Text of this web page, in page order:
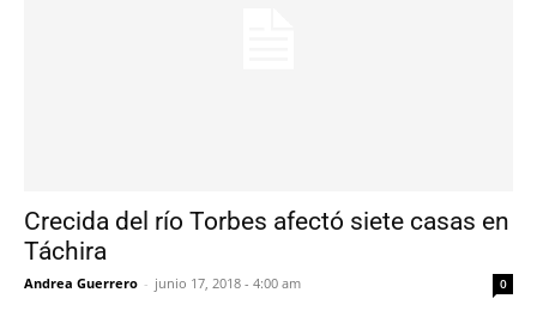
Crecida del río Torbes afectó siete casas en
Táchira
Andrea Guerrero - junio 17, 2018 - 4:00 am 0